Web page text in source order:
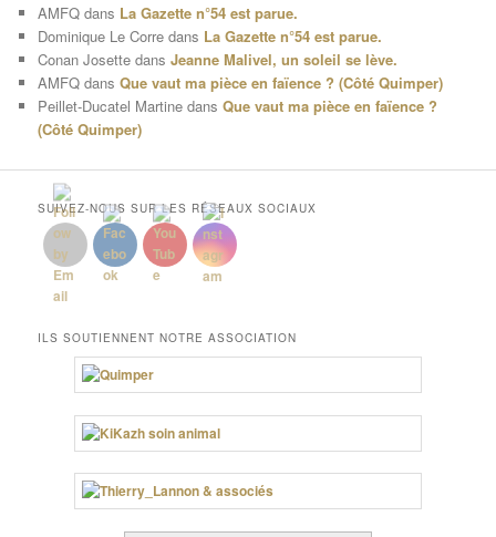
AMFQ dans La Gazette n°54 est parue.
Dominique Le Corre dans La Gazette n°54 est parue.
Conan Josette dansJeanne Malivel, un soleil se lève.
AMFQ dansQue vaut ma pièce en faïence ? (Côté Quimper)
Peillet-Ducatel Martine dansQue vaut ma pièce en faïence ?
(Côté Quimper)
SUIVEZ-NOUS SUR LES RÉSEAUX SOCIAUX
ILS SOUTIENNENT NOTRE ASSOCIATION